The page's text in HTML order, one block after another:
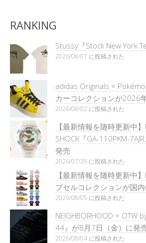
RANKING
Stüssy『Stock New York
2026/08/07 に投稿された
adidas Originals ×
カーコレクションが2026
2026/08/02 に投稿された
【最新情報を随時更新中
SHOCK『GA-110PKM-
発売
2026/07/29 に投稿された
【最新情報を随時更新中】
プセルコレクションが国
2026/08/05 に投稿された
NEIGHBORHOOD × OTW
44』が8月7日（金）に発
2026/08/04 に投稿された